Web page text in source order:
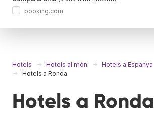
booking.com
Hotels Hotels al món
Hotels a Espanya
Hotels a Ronda
Hotels a Ronda